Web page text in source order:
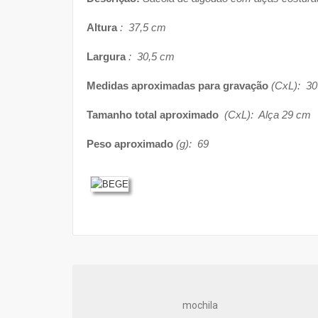
Altura : 37,5 cm
Largura : 30,5 cm
Medidas aproximadas para gravação (CxL):
Tamanho total aproximado (CxL): Alça 29 cm
Peso aproximado (g): 69
mochila